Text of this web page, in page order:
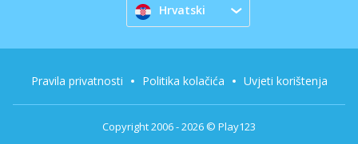
Hrvatski
Copyright 2006 - 2026 © Play123
Pravila privatnosti Politika kolačića Uvjeti korištenja